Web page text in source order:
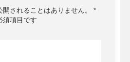
されることはありません。
*
須項目です